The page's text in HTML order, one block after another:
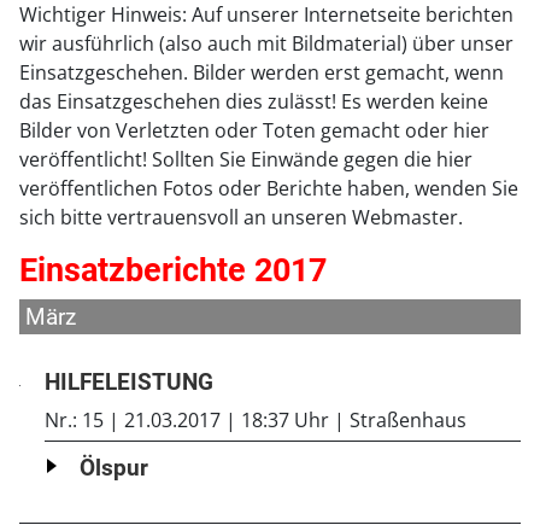
Wichtiger Hinweis: Auf unserer Internetseite berichten
wir ausführlich (also auch mit Bildmaterial) über unser
Einsatzgeschehen. Bilder werden erst gemacht, wenn
das Einsatzgeschehen dies zulässt! Es werden keine
Bilder von Verletzten oder Toten gemacht oder hier
veröffentlicht! Sollten Sie Einwände gegen die hier
veröffentlichen Fotos oder Berichte haben, wenden Sie
sich bitte vertrauensvoll an unseren Webmaster.
Einsatzberichte 2017
März
HILFELEISTUNG
Nr.: 15 21.03.2017 18:37 Uhr Straßenhaus
Ölspur